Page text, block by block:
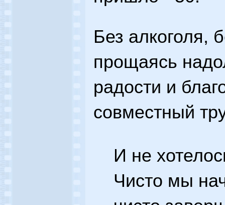
Без алкоголя,
прощаясь
радости и
совместный
И не
Чисто мы